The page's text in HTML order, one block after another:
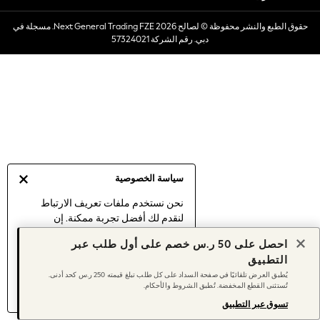
سياسة الخصوصية
نحن نستخدم ملفات تعريف الارتباط
لنقدم لك أفضل تجربة ممكنة. إن
موافقتك على استخدامنا لملفات تعريف
اكتشف المزيد عن إدارة إعدادات ملفات
تعريف الارتباط (الكوكيز).
Dresses
Occasionwear
Sets & Outfits
Sun Hats & Caps
Women's Holiday Shop
Women's Travel Styles
Dresses
Occasionwear
Linen Collection
Tops & T-Shirts
حقوق الطبع والنشر محفوظة © لصالح 2026 Next General Trading FZE. مسجلة في
دبي. رقم الشركة 57324021
احصل على 50 ر.س خصم على أول طلب عبر
التطبيق
يُطبق العرض تلقائيًا في صفحة السداد على كل طلب تبلغ قيمته 250 ر.س كحد أدنى.
تُستثنى القطع المخفضة. تُطبق الشروط والأحكام.
تسوق عبر التطبيق